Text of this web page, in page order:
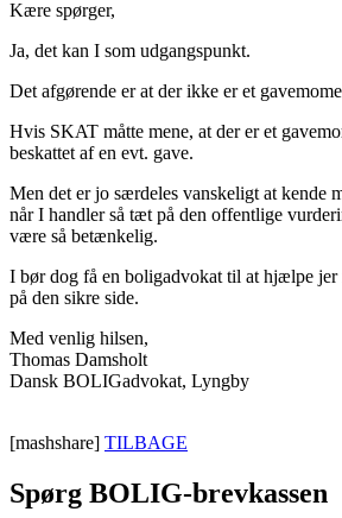
Kære spørger,
Ja, det kan I som udgangspunkt.
Det afgørende er at der ikke er et
Hvis SKAT måtte mene, at der er et
beskattet af en evt. gave.
Men det er jo særdeles vanskeligt at kende
når I handler så tæt på den offentlige
være så betænkelig.
I bør dog få en boligadvokat til at hjælpe
på den sikre side.
Med venlig hilsen,
Thomas Damsholt
Dansk BOLIGadvokat, Lyngby
[mashshare] TILBAGE
Spørg BOLIG-brevkassen